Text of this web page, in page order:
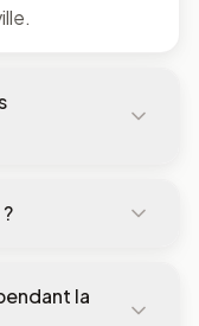
vos
22h.
Majorelle, la
la